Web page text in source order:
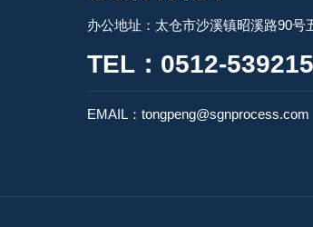
办公地址：太仓市沙溪镇昭溪路90号
TEL：0512-
EMAIL：tongpeng@sgnprocess.com